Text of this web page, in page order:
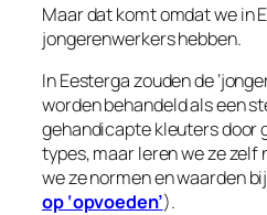
Maar dat komt omdat we in
jongerenwerkers hebben.
In Eesterga zouden de
worden behandeld als een
gehandicapte kleuters door
types, maar leren we ze zelf
we ze normen en waarden
op ‘opvoeden’).